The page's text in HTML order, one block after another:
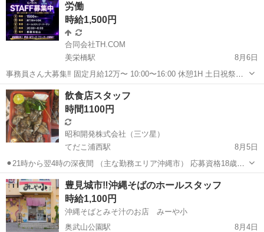
労働
時給1,500円
合同会社TH.COM
美栄橋駅
8月6日
事務員さん大募集‼️ 固定月給12万〜 10:00〜16:00 休憩1H 土日祝祭日
休み 有給休暇かり 駐車場有 【🌙NEW OPEN✨クラブ系BARスタッフ
沖縄 那覇市 美栄橋駅
飲食店スタッフ
時間1100円
昭和開発株式会社（三ツ星）
てだこ浦西駅
8月5日
⚫︎21時から翌4時の深夜間 （主な勤務エリア沖縄市） 応募資格18歳以
上 9000円から15000円 ⚫︎居酒屋キッチン.ホールスタッフ 15時から24
時の間 （勤務地沖縄市上地） 時給1100円から 気になる詳細...
沖縄 中頭郡 てだこ浦西駅 デリバリー
豊見城市‼︎沖縄そばのホールスタッフ
時給1,100円
沖縄そばとみそ汁のお店 みーや小
奥武山公園駅
8月4日